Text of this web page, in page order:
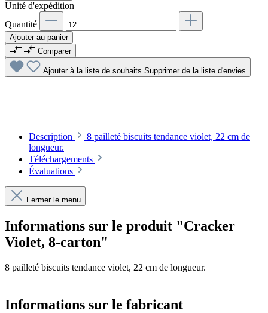
Unité d'expédition
Quantité
Ajouter au panier
Comparer
Ajouter à la liste de souhaits Supprimer de la liste d'envies
Description
8 pailleté biscuits tendance violet, 22 cm de
longueur.
Téléchargements
Évaluations
Fermer le menu
Informations sur le produit "Cracker
Violet, 8-carton"
8 pailleté biscuits tendance violet, 22 cm de longueur.
Informations sur le fabricant